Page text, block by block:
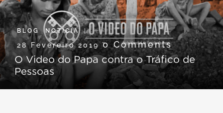
BLOG,NOTÍCIA
28 Fevereiro 20190 Comments
O Video do Papa contra o Tráfico de
Pessoas